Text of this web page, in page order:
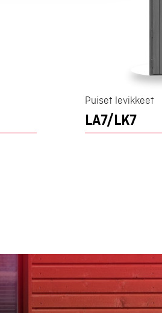
Puiset levikkeet
LA7/LK7